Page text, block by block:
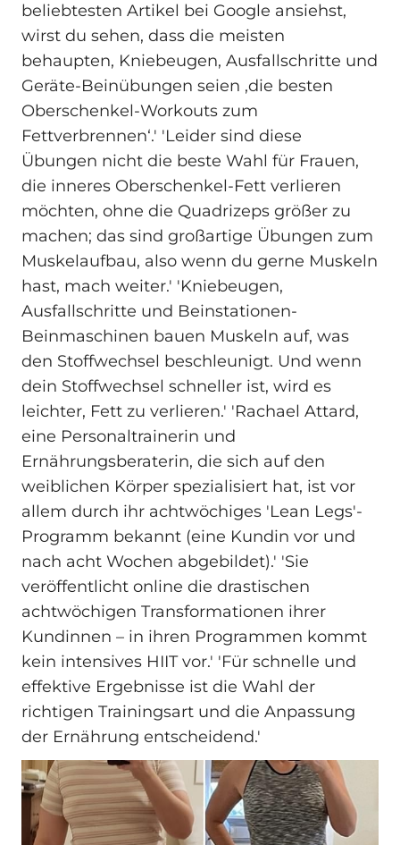
beliebtesten Artikel bei Google ansiehst,
wirst du sehen, dass die meisten
behaupten, Kniebeugen, Ausfallschritte und
Geräte-Beinübungen seien ‚die besten
Oberschenkel-Workouts zum
Fettverbrennen‘.' 'Leider sind diese
Übungen nicht die beste Wahl für Frauen,
die inneres Oberschenkel-Fett verlieren
möchten, ohne die Quadrizeps größer zu
machen; das sind großartige Übungen zum
Muskelaufbau, also wenn du gerne Muskeln
hast, mach weiter.' 'Kniebeugen,
Ausfallschritte und Beinstationen-
Beinmaschinen bauen Muskeln auf, was
den Stoffwechsel beschleunigt. Und wenn
dein Stoffwechsel schneller ist, wird es
leichter, Fett zu verlieren.' 'Rachael Attard,
eine Personaltrainerin und
Ernährungsberaterin, die sich auf den
weiblichen Körper spezialisiert hat, ist vor
allem durch ihr achtwöchiges 'Lean Legs'-
Programm bekannt (eine Kundin vor und
nach acht Wochen abgebildet).' 'Sie
veröffentlicht online die drastischen
achtwöchigen Transformationen ihrer
Kundinnen – in ihren Programmen kommt
kein intensives HIIT vor.' 'Für schnelle und
effektive Ergebnisse ist die Wahl der
richtigen Trainingsart und die Anpassung
der Ernährung entscheidend.'